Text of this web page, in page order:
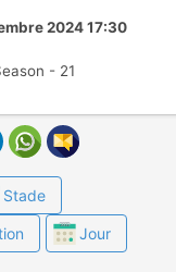
2024 17:30
- 21
Stade
Jour